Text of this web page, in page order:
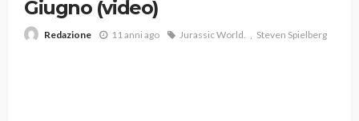
Giugno (video)
Redazione 11 anni ago Jurassic World. Steven Spielberg